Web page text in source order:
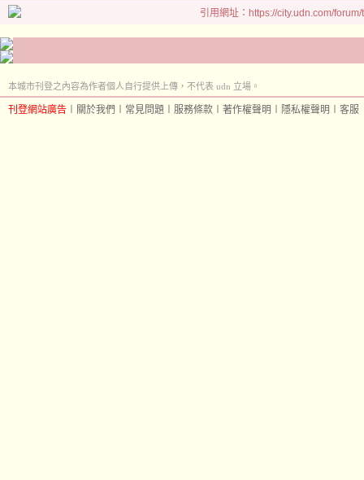
引用網址：https://city.udn.com/
本城市刊登之內容為作者個人自行提供上傳，不代表 udn 立場。
刊登網站廣告 關於我們 常見問題 服務條款 著作權聲明 隱私權聲明 客服